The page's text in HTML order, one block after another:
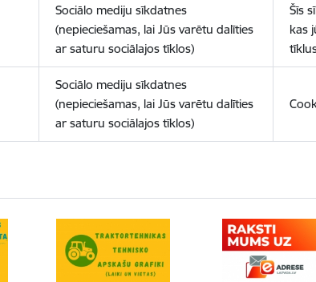
Sociālo mediju sīkdatnes
(nepieciešamas, lai Jūs varētu dalīties
ar saturu sociālajos tīklos)
Šīs
kas
Sociālo mediju sīkdatnes
(nepieciešamas, lai Jūs varētu dalīties
ar saturu sociālajos tīklos)